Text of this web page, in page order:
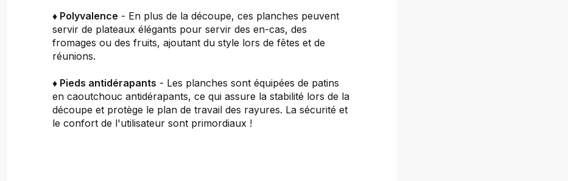
♦ Polyvalence - En plus de la découpe, ces planches peuvent
servir de plateaux élégants pour servir des en-cas, des
fromages ou des fruits, ajoutant du style lors de fêtes et de
réunions.
♦ Pieds antidérapants - Les planches sont équipées de patins
en caoutchouc antidérapants, ce qui assure la stabilité lors de la
découpe et protège le plan de travail des rayures. La sécurité et
le confort de l'utilisateur sont primordiaux !